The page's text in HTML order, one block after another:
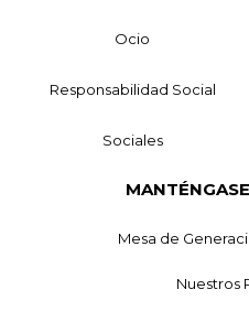
Ocio
Responsabilidad Social
Sociales
Mesa de
Nuestros